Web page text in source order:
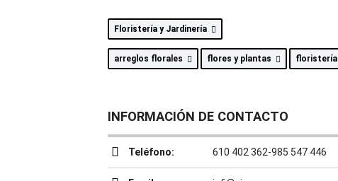
Floristería y Jardinería
arreglos florales flores y plantas floristería
INFORMACIÓN DE CONTACTO
Teléfono: 610 402 362-985 547 446